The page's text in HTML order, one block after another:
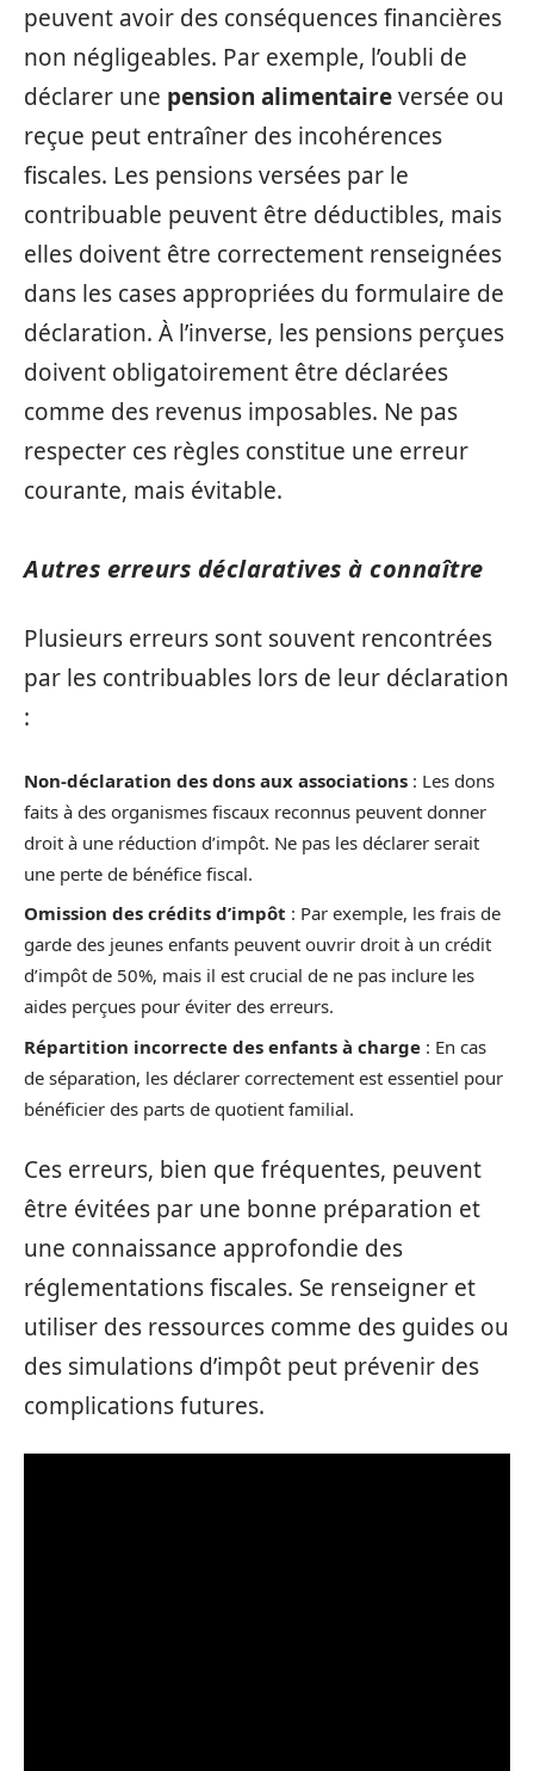
peuvent avoir des conséquences financières
non négligeables. Par exemple, l’oubli de
déclarer une pension alimentaireversée ou
reçue peut entraîner des incohérences
fiscales. Les pensions versées par le
contribuable peuvent être déductibles, mais
elles doivent être correctement renseignées
dans les cases appropriées du formulaire de
déclaration. À l’inverse, les pensions perçues
doivent obligatoirement être déclarées
comme des revenus imposables. Ne pas
respecter ces règles constitue une erreur
courante, mais évitable.
Autres erreurs déclaratives à connaître
Plusieurs erreurs sont souvent rencontrées
par les contribuables lors de leur déclaration
:
Non-déclaration des dons aux associations : Les dons
faits à des organismes fiscaux reconnus peuvent donner
droit à une réduction d’impôt. Ne pas les déclarer serait
une perte de bénéfice fiscal.
Omission des crédits d’impôt : Par exemple, les frais de
garde des jeunes enfants peuvent ouvrir droit à un crédit
d’impôt de 50%, mais il est crucial de ne pas inclure les
aides perçues pour éviter des erreurs.
Répartition incorrecte des enfants à charge : En cas
de séparation, les déclarer correctement est essentiel pour
bénéficier des parts de quotient familial.
Ces erreurs, bien que fréquentes, peuvent
être évitées par une bonne préparation et
une connaissance approfondie des
réglementations fiscales. Se renseigner et
utiliser des ressources comme des guides ou
des simulations d’impôt peut prévenir des
complications futures.